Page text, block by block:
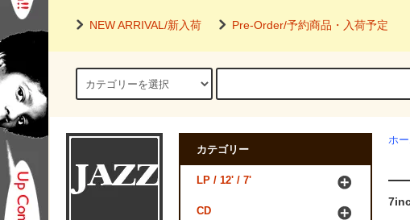
NEW ARRIVAL/新入荷 Pre-Order/予約商品・入荷予定
ホ
カテゴリー
LP / 12' / 7'
CD